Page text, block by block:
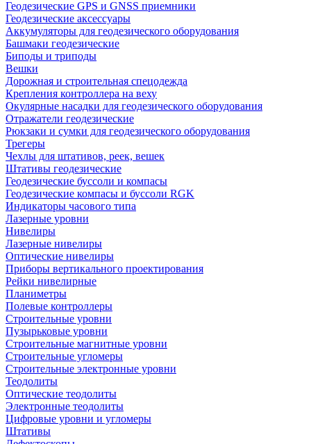
Геодезические GPS и GNSS приемники
Геодезические аксессуары
Аккумуляторы для геодезического оборудования
Башмаки геодезические
Биподы и триподы
Вешки
Дорожная и строительная спецодежда
Крепления контроллера на веху
Окулярные насадки для геодезического оборудования
Отражатели геодезические
Рюкзаки и сумки для геодезического оборудования
Трегеры
Чехлы для штативов, реек, вешек
Штативы геодезические
Геодезические буссоли и компасы
Геодезические компасы и буссоли RGK
Индикаторы часового типа
Лазерные уровни
Нивелиры
Лазерные нивелиры
Оптические нивелиры
Приборы вертикального проектирования
Рейки нивелирные
Планиметры
Полевые контроллеры
Строительные уровни
Пузырьковые уровни
Строительные магнитные уровни
Строительные угломеры
Строительные электронные уровни
Теодолиты
Оптические теодолиты
Электронные теодолиты
Цифровые уровни и угломеры
Штативы